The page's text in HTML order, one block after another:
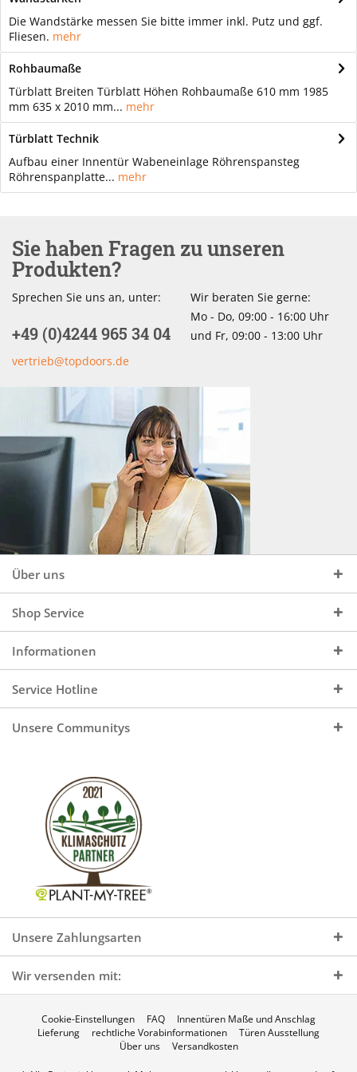
Die Wandstärke messen Sie bitte immer inkl. Putz und ggf.
Fliesen. mehr
Rohbaumaße
Türblatt Breiten Türblatt Höhen Rohbaumaße 610 mm 1985
mm 635 x 2010 mm... mehr
Türblatt Technik
Aufbau einer Innentür Wabeneinlage Röhrenspansteg
Röhrenspanplatte... mehr
Sie haben Fragen zu unseren
Produkten?
Sprechen Sie uns an, unter:
+49 (0)4244 965 34 04
vertrieb@topdoors.de
Wir beraten Sie gerne:
Mo - Do, 09:00 - 16:00 Uhr
und Fr, 09:00 - 13:00 Uhr
Über uns
Shop Service
Informationen
Service Hotline
Unsere Communitys
Unsere Zahlungsarten
Wir versenden mit:
Cookie-Einstellungen FAQ
Innentüren Maße und Anschlag
Lieferung
rechtliche Vorabinformationen
Türen Ausstellung
Über uns
Versandkosten